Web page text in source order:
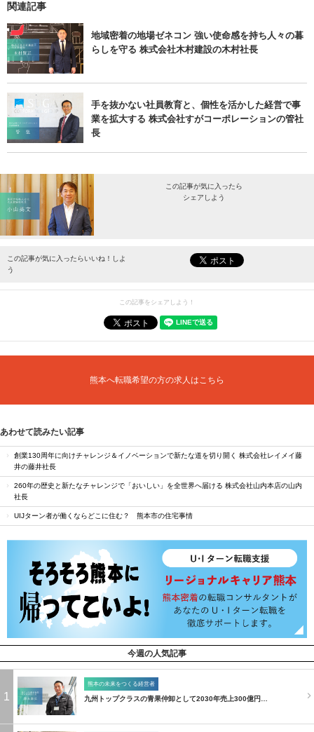
関連記事
地域密着の地場ゼネコン 強い使命感を持ち人々の暮
らしを守る 株式会社木村建設の木村社長
手を抜かない社員教育と、個性を活かした経営で事
業を拡大する 株式会社すがコーポレーションの管社
長
この記事が気に入ったら
シェアしよう
最新情報をお届けします。
この記事が気に入ったらいいね！しよ
う
この記事をシェアしよう！
熊本へ転職希望の方の求人はこちら
あわせて読みたい記事
創業130周年に向けチャレンジ＆イノベーションで新たな道を切り開く 株式会社レイメイ藤
井の藤井社長
260年の歴史と新たなチャレンジで「おいしい」を全世界へ届ける 株式会社山内本店の山内
社長
UIJターン者が働くならどこに住む？ 熊本市の住宅事情
今週の人気記事
1
熊本の未来をつくる経営者
九州トップクラスの青果仲卸として2030年売上300億円…